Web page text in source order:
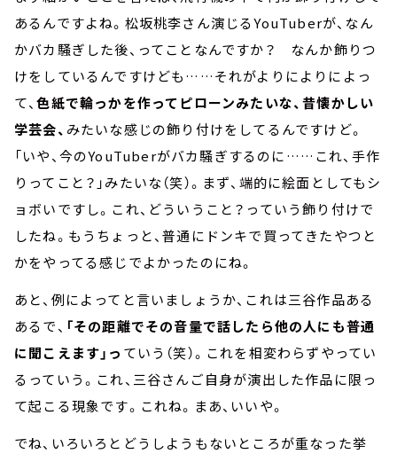
あるんですよね。松坂桃李さん演じるYouTuberが、なん
かバカ騒ぎした後、ってことなんですか？ なんか飾りつ
けをしているんですけども……それがよりによりによっ
て、色紙で輪っかを作ってピローンみたいな、昔懐かしい
学芸会、 みたいな感じの飾り付けをしてるんですけど。
「いや、今のYouTuberがバカ騒ぎするのに……これ、手作
りってこと？」みたいな（笑）。まず、端的に絵面としてもシ
ョボいですし。これ、どういうこと？っていう飾り付けで
したね。もうちょっと、普通にドンキで買ってきたやつと
かをやってる感じでよかったのにね。
あと、例によってと言いましょうか、これは三谷作品ある
あるで、 「その距離でその音量で話したら他の人にも普通
に聞こえます」っ ていう（笑）。これを相変わらずやってい
るっていう。これ、三谷さんご自身が演出した作品に限っ
て起こる現象です。これね。まあ、いいや。
でね、いろいろとどうしようもないところが重なった挙